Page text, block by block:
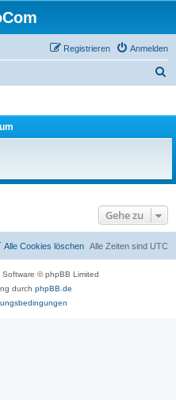
Anmelden
Registrieren
Gehe zu
Alle Zeiten sind UTC
Alle Cookies löschen
Software © phpBB Limited
durch phpBB.de